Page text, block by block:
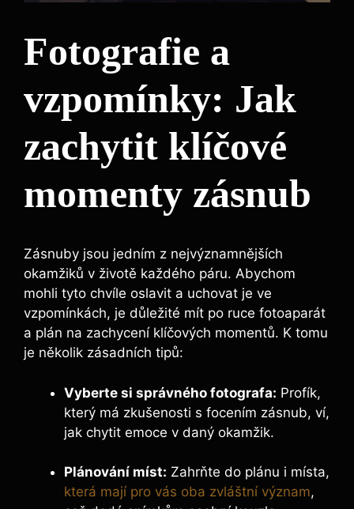
Fotografie a
vzpomínky: Jak
zachytit klíčové
momenty zásnub
Zásnuby jsou jedním z nejvýznamnějších
okamžiků v životě každého páru. Abychom
mohli tyto chvíle oslavit a uchovat je ve
vzpomínkách, je důležité mít po ruce fotoaparát
a plán na zachycení klíčových momentů. K tomu
je několik zásadních tipů:
Vyberte si správného fotografa: Profík,
který má zkušenosti s focením zásnub, ví,
jak chytit emoce v daný okamžik.
Plánování míst: Zahrňte do plánu i místa,
která mají pro vás oba zvláštní význam,